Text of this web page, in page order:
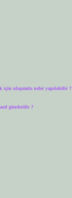
için ulaşımda neler yapılabilir ?
gönderilir ?